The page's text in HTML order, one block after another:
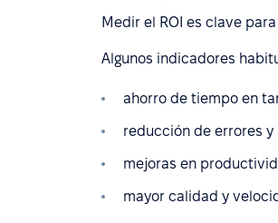
Medir el ROI es clave
Algunos indicadores
ahorro de tiempo en
reducción de errores y
mejoras en
mayor calidad y